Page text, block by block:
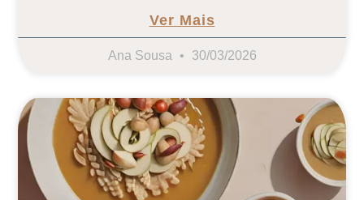
Ver Mais
Ana Sousa 30/03/2026